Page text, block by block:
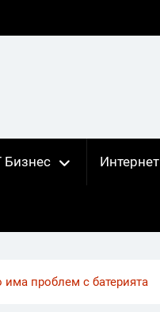
Бизнес Интернет
проблем с батерията